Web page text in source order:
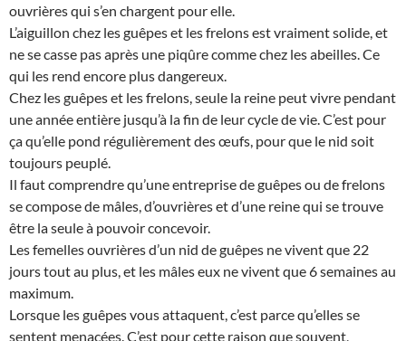
ouvrières qui s’en chargent pour elle.
L’aiguillon chez les guêpes et les frelons est vraiment solide, et
ne se casse pas après une piqûre comme chez les abeilles. Ce
qui les rend encore plus dangereux.
Chez les guêpes et les frelons, seule la reine peut vivre pendant
une année entière jusqu’à la fin de leur cycle de vie. C’est pour
ça qu’elle pond régulièrement des œufs, pour que le nid soit
toujours peuplé.
Il faut comprendre qu’une entreprise de guêpes ou de frelons
se compose de mâles, d’ouvrières et d’une reine qui se trouve
être la seule à pouvoir concevoir.
Les femelles ouvrières d’un nid de guêpes ne vivent que 22
jours tout au plus, et les mâles eux ne vivent que 6 semaines au
maximum.
Lorsque les guêpes vous attaquent, c’est parce qu’elles se
sentent menacées. C’est pour cette raison que souvent,